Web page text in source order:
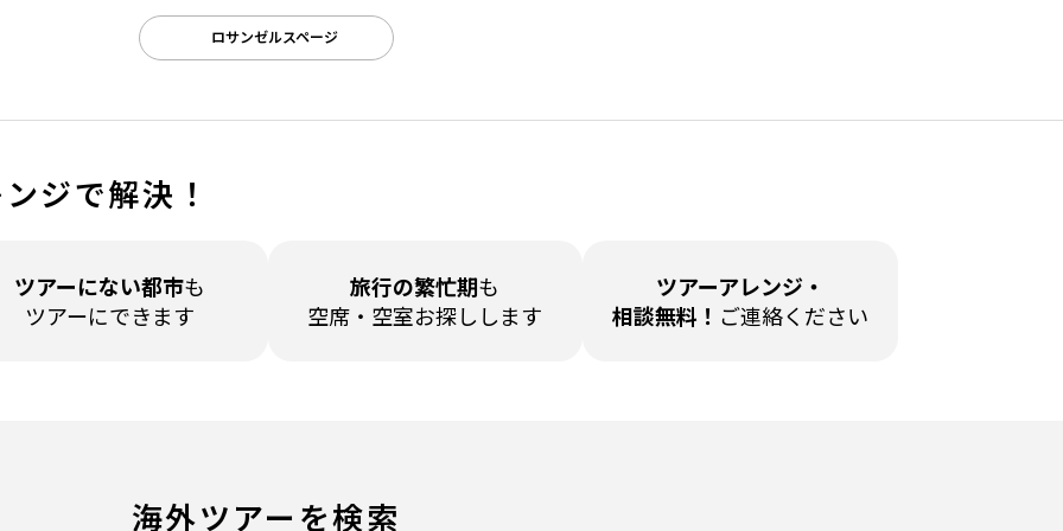
ロサンゼルスページ
ジで解決！
ツアーにない都市も
ツアーにできます
旅行の繁忙期も
空席・空室お探しします
ツアーアレンジ・
相談無料！ ご連絡ください
海外ツアーを検索